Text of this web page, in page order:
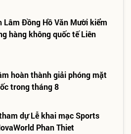
Lâm Đồng Hồ Văn Mười kiểm
hàng không quốc tế Liên
hoàn thành giải phóng mặt
trong tháng 8
dự Lễ khai mạc Sports
Phan Thiet